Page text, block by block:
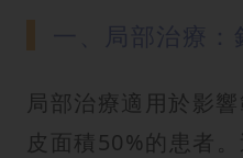
局部治療適用於影
皮面積50%的患者